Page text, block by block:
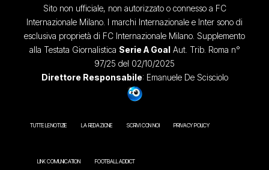
Sito non ufficiale, non autorizzato o connesso a FC
Internazionale Milano. I marchi Internazionale e Inter sono di
esclusiva proprietà di FC Internazionale Milano. Supplemento
alla Testata Giornalistica Serie A GoalAut. Trib. Roma n°
97/25 del 02/10/2025
Direttore Responsabile: Emanuele De Scisciolo
TUTTE LE NOTIZIE LA REDAZIONE SCRIVI CON NOI PRIVACY POLICY
LINK COMUNICATION FOOTBALL ADDICT